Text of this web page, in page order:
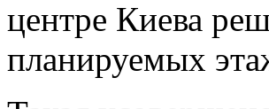
центре Киева
планируемых